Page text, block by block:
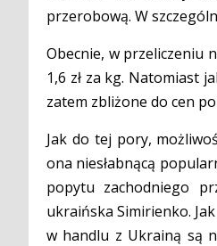
przerobową. W
Obecnie, w przeliczeniu
1,6 zł za kg. Natomiast
zatem zbliżone do cen
Jak do tej pory,
ona niesłabnącą
popytu zachodniego
ukraińska Simirienko.
w handlu z Ukrainą są